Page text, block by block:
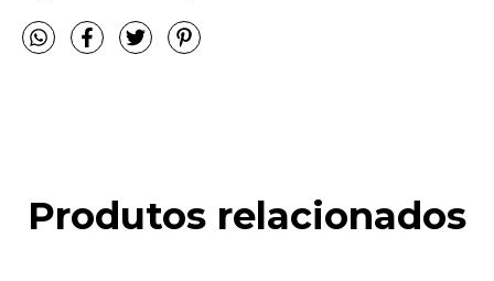
Produtos relacionados